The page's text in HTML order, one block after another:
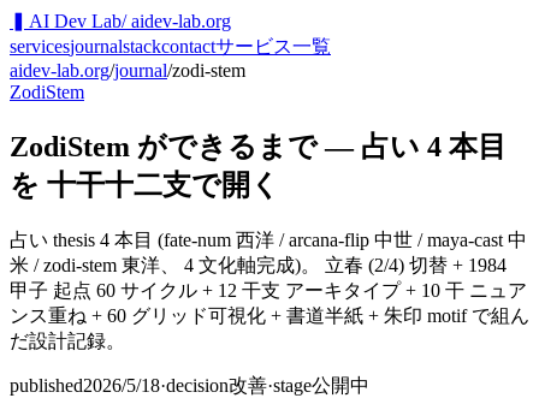
AI Dev Lab/ aidev-lab.org
servicesjournalstackcontactサービス一覧
aidev-lab.org/journal/zodi-stem
ZodiStem
ZodiStem ができるまで — 占い 4 本目
を 十干十二支で開く
占い thesis 4 本目 (fate-num 西洋 / arcana-flip 中世 / maya-cast 中
米 / zodi-stem 東洋、 4 文化軸完成)。 立春 (2/4) 切替 + 1984
甲子 起点 60 サイクル + 12 干支 アーキタイプ + 10 干 ニュア
ンス重ね + 60 グリッド可視化 + 書道半紙 + 朱印 motif で組ん
だ設計記録。
published2026/5/18·decision改善·stage公開中